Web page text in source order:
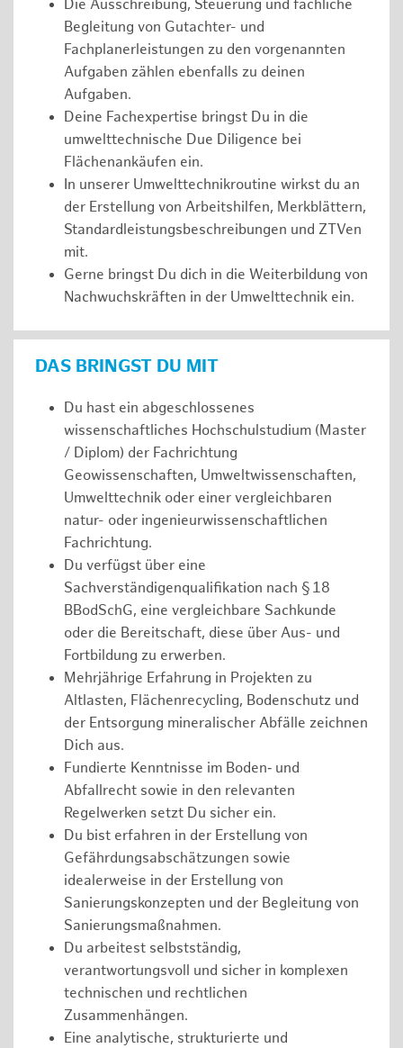
Die Ausschreibung, Steuerung und fachliche
Begleitung von Gutachter- und
Fachplanerleistungen zu den vorgenannten
Aufgaben zählen ebenfalls zu deinen
Aufgaben.
Deine Fachexpertise bringst Du in die
umwelttechnische Due Diligence bei
Flächenankäufen ein.
In unserer Umwelttechnikroutine wirkst du an
der Erstellung von Arbeitshilfen, Merkblättern,
Standardleistungsbeschreibungen und ZTVen
mit.
Gerne bringst Du dich in die Weiterbildung von
Nachwuchskräften in der Umwelttechnik ein.
DAS BRINGST DU MIT
Du hast ein abgeschlossenes
wissenschaftliches Hochschulstudium (Master
/ Diplom) der Fachrichtung
Geowissenschaften, Umweltwissenschaften,
Umwelttechnik oder einer vergleichbaren
natur- oder ingenieurwissenschaftlichen
Fachrichtung.
Du verfügst über eine
Sachverständigenqualifikation nach § 18
BBodSchG, eine vergleichbare Sachkunde
oder die Bereitschaft, diese über Aus- und
Fortbildung zu erwerben.
Mehrjährige Erfahrung in Projekten zu
Altlasten, Flächenrecycling, Bodenschutz und
der Entsorgung mineralischer Abfälle zeichnen
Dich aus.
Fundierte Kenntnisse im Boden‑ und
Abfallrecht sowie in den relevanten
Regelwerken setzt Du sicher ein.
Du bist erfahren in der Erstellung von
Gefährdungsabschätzungen sowie
idealerweise in der Erstellung von
Sanierungskonzepten und der Begleitung von
Sanierungsmaßnahmen.
Du arbeitest selbstständig,
verantwortungsvoll und sicher in komplexen
technischen und rechtlichen
Zusammenhängen.
Eine analytische, strukturierte und